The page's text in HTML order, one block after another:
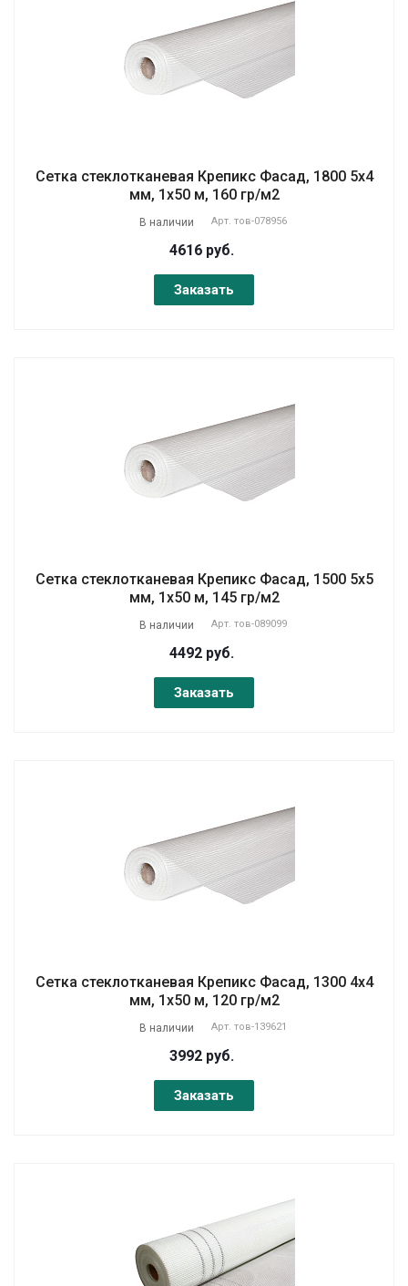
Сетка стеклотканевая Крепикс Фасад, 1800 5х4
мм, 1х50 м, 160 гр/м2
В наличии Арт. тов-078956
4616 руб.
Заказать
Сетка стеклотканевая Крепикс Фасад, 1500 5х5
мм, 1х50 м, 145 гр/м2
В наличии Арт. тов-089099
4492 руб.
Заказать
Сетка стеклотканевая Крепикс Фасад, 1300 4х4
мм, 1х50 м, 120 гр/м2
В наличии Арт. тов-139621
3992 руб.
Заказать